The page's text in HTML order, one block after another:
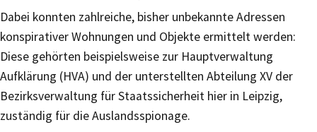
Dabei konnten zahlreiche, bisher unbekannte Adressen
konspirativer Wohnungen und Objekte ermittelt werden:
Diese gehörten beispielsweise zur Hauptverwaltung
Aufklärung (HVA) und der unterstellten Abteilung XV der
Bezirksverwaltung für Staatssicherheit hier in Leipzig,
zuständig für die Auslandsspionage.